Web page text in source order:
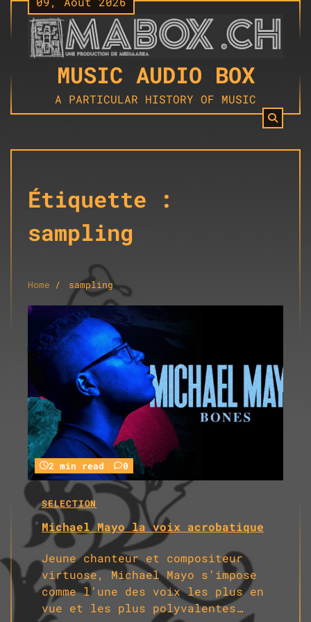
Skip
to
content
MUSIC AUDIO BOX
A PARTICULAR HISTORY OF MUSIC
Étiquette :
sampling
Home sampling
2 min read 0
SELECTION
Michael Mayo la voix acrobatique
Jeune chanteur et compositeur
virtuose, Michael Mayo s’impose
comme l’une des voix les plus en
vue et les plus polyvalentes…